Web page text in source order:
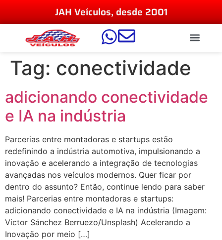
JAH Veículos, desde 2001
Tag: conectividade
adicionando conectividade
e IA na indústria
Parcerias entre montadoras e startups estão
redefinindo a indústria automotiva, impulsionando a
inovação e acelerando a integração de tecnologias
avançadas nos veículos modernos. Quer ficar por
dentro do assunto? Então, continue lendo para saber
mais! Parcerias entre montadoras e startups:
adicionando conectividade e IA na indústria (Imagem:
Victor Sánchez Berruezo/Unsplash) Acelerando a
Inovação por meio […]